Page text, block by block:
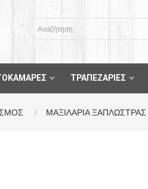
ΤΡΑΠΕΖΑΡΙΕΣ
ΜΑΞΙΛΑΡΙΑ ΞΑΠΛΩΣΤΡΑΣ